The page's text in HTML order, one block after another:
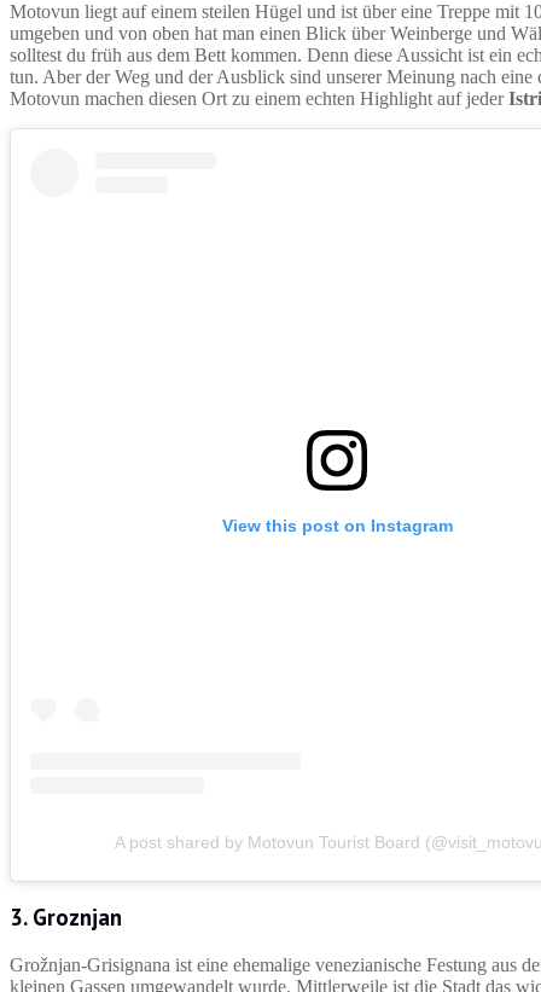
Motovun liegt auf einem steilen Hügel und ist über eine Treppe mit
umgeben und von oben hat man einen Blick über Weinberge und
solltest du früh aus dem Bett kommen. Denn diese Aussicht ist ein
tun. Aber der Weg und der Ausblick sind unserer Meinung nach
Motovun machen diesen Ort zu einem echten Highlight auf jeder
View this post on Instagram
A post shared by Motovun Tourist Board
3. Groznjan
Grožnjan-Grisignana ist eine ehemalige venezianische Festung aus
kleinen Gassen umgewandelt wurde. Mittlerweile ist die Stadt das